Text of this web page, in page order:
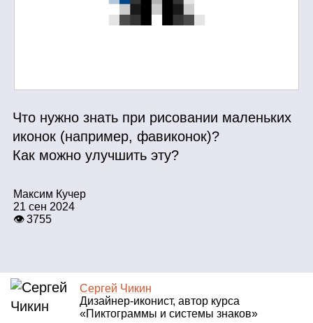
Что нужно знать при рисовании маленьких
иконок (например, фавиконок)?
Как можно улучшить эту?
Максим Кучер
21 сен 2024
👁 3755
Сергей Чикин
Дизайнер‑иконист, автор курса
«Пиктограммы и системы знаков»